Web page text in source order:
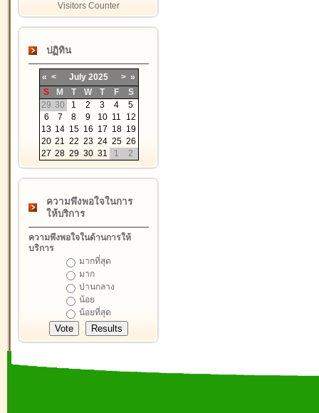
Visitors Counter
ปฏิทิน
« < July 2025 > »
S
M T W T F
S
29 30 1 2 3 4
5
6
7 8 9 10 11
12
13 14 15 16 17 18 19
20 21 22 23 24 25 26
27 28 29 30 31 1 2
ความพึงพอใจในการ
ให้บริการ
ความพึงพอใจในด้านการให้
บริการ
มากที่สุด
มาก
ปานกลาง
น้อย
น้อยที่สุด